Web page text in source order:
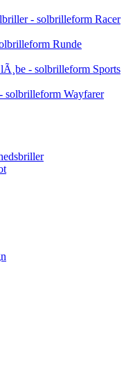
Racer
Runde
Sports
Wayfarer